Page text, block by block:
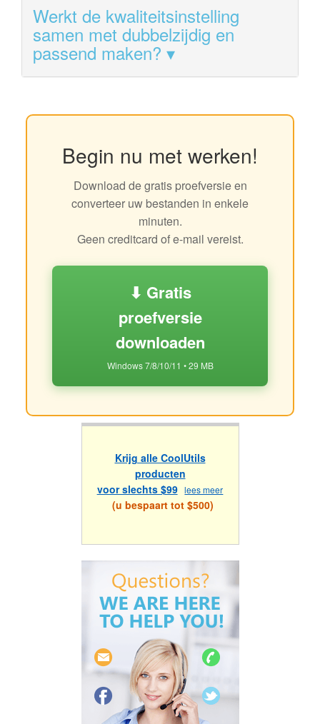
Werkt de kwaliteitsinstelling
samen met dubbelzijdig en
passend maken?
Begin nu met werken!
Download de gratis proefversie en
converteer uw bestanden in enkele
minuten.
Geen creditcard of e-mail vereist.
⬇ Gratis
proefversie
downloaden
Windows 7/8/10/11 • 29 MB
Krijg alle CoolUtils
producten
voor slechts $99 lees meer
(u bespaart tot $500)